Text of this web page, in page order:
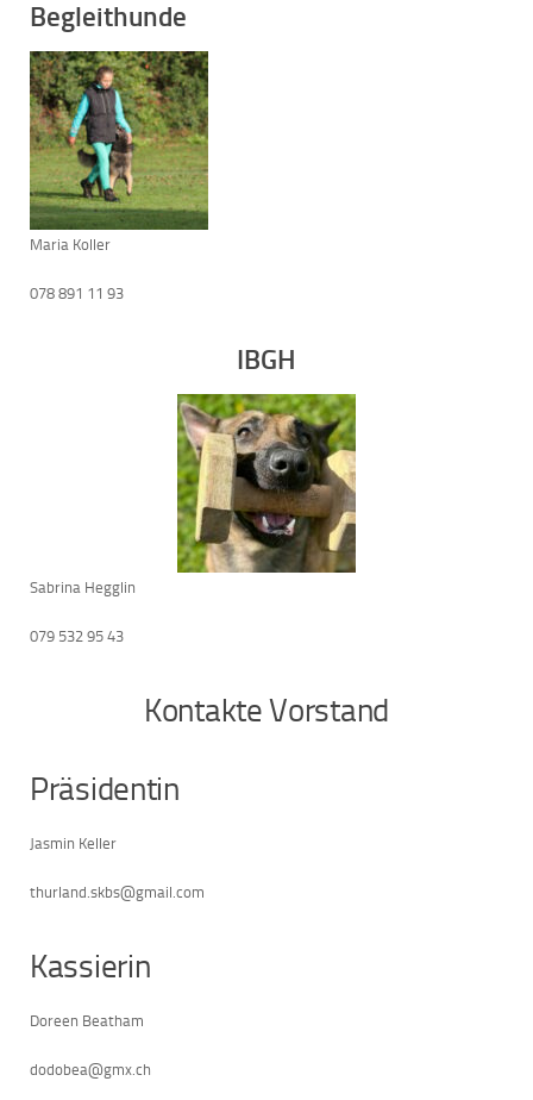
Begleithunde
Maria Koller
078 891 11 93
IBGH
Sabrina Hegglin
079 532 95 43
Kontakte Vorstand
Präsidentin
Jasmin Keller
thurland.skbs@gmail.com
Kassierin
Doreen Beatham
dodobea@gmx.ch